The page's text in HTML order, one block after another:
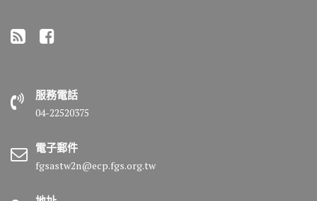
服務電話
04-22520375
電子郵件
fgsastw2n@ecp.fgs.org.tw